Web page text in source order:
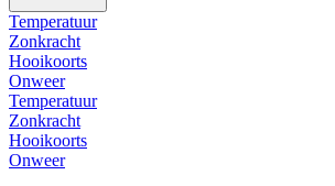
Temperatuur
Zonkracht
Hooikoorts
Onweer
Temperatuur
Zonkracht
Hooikoorts
Onweer